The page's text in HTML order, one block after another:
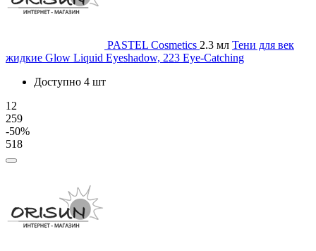
PASTEL Cosmetics 2.3 мл Тени для век
жидкие Glow Liquid Eyeshadow, 223 Eye-Catching
Доступно 4 шт
12
259
-50%
518